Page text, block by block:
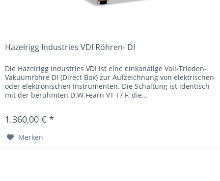
Hazelrigg Industries VDI Röhren- DI
Die Hazelrigg Industries VDI ist eine einkanalige Voll-Trioden-
Vakuumröhre DI (Direct Box) zur Aufzeichnung von elektrischen
oder elektronischen Instrumenten. Die Schaltung ist identisch
mit der berühmten D.W.Fearn VT-I / F, die...
1.360,00 € *
Merken